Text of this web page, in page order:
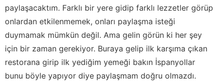
paylaşacaktım. Farklı bir yere gidip farklı lezzetler görüp
onlardan etkilenmemek, onları paylaşma isteği
duymamak mümkün değil. Ama gelin görün ki her şey
için bir zaman gerekiyor. Buraya gelip ilk karşıma çıkan
restorana girip ilk yediğim yemeği bakın İspanyollar
bunu böyle yapıyor diye paylaşmam doğru olmazdı.